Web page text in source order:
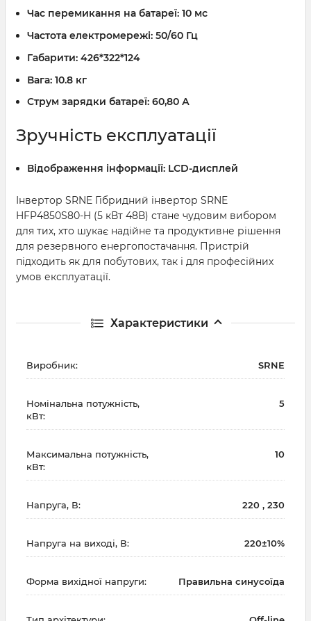
Час перемикання на батареї: 10 мс
Частота електромережі: 50/60 Гц
Габарити: 426*322*124
Вага: 10.8 кг
Струм зарядки батареї: 60,80 А
Зручність експлуатації
Відображення інформації: LCD-дисплей
Інвертор SRNE Гібридний інвертор SRNE
HFP4850S80-H (5 кВт 48В) стане чудовим вибором
для тих, хто шукає надійне та продуктивне рішення
для резервного енергопостачання. Пристрій
підходить як для побутових, так і для професійних
умов експлуатації.
Характеристики
Виробник: SRNE
Номінальна потужність,
кВт:
5
Максимальна потужність,
кВт:
10
Напруга, В: 220 , 230
Напруга на виході, В: 220±10%
Форма вихідної напруги: Правильна синусоїда